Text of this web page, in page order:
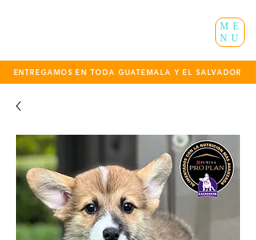
ENTREGAMOS EN TODA GUATEMALA Y EL SALVADOR
ME
NU